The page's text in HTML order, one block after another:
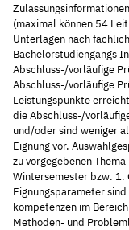
(maximal können 54
Unterlagen nach
Bachelorstudiengangs
Abschluss-/vorläufige
Abschluss-/vorläufige
Leistungspunkte
die Abschluss-/
und/oder sind weniger
Eignung vor.
zu vorgegebenen
Wintersemester bzw. 1.
Eignungsparameter
kompetenzen im
Methoden- und